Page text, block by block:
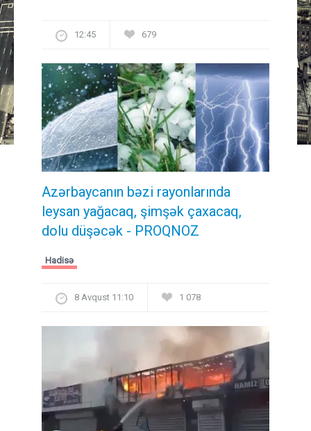
12:45 679
Azərbaycanın bəzi rayonlarında
leysan yağacaq, şimşək çaxacaq,
dolu düşəcək - PROQNOZ
Hadisə
8 Avqust 11:10 1 078